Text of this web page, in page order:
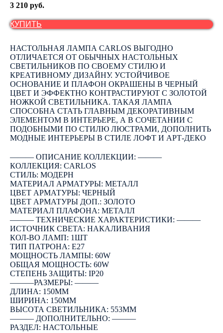
3 210 руб.
КУПИТЬ
НАСТОЛЬНАЯ ЛАМПА CARLOS ВЫГОДНО
ОТЛИЧАЕТСЯ ОТ ОБЫЧНЫХ НАСТОЛЬНЫХ
СВЕТИЛЬНИКОВ ПО СВОЕМУ СТИЛЮ И
КРЕАТИВНОМУ ДИЗАЙНУ. УСТОЙЧИВОЕ
ОСНОВАНИЕ И ПЛАФОН ОКРАШЕНЫ В ЧЕРНЫЙ
ЦВЕТ И ЭФФЕКТНО КОНТРАСТИРУЮТ С ЗОЛОТОЙ
НОЖКОЙ СВЕТИЛЬНИКА. ТАКАЯ ЛАМПА
СПОСОБНА СТАТЬ ГЛАВНЫМ ДЕКОРАТИВНЫМ
ЭЛЕМЕНТОМ В ИНТЕРЬЕРЕ, А В СОЧЕТАНИИ С
ПОДОБНЫМИ ПО СТИЛЮ ЛЮСТРАМИ, ДОПОЛНИТЬ
МОДНЫЕ ИНТЕРЬЕРЫ В СТИЛЕ ЛОФТ И АРТ-ДЕКО
――― ОПИСАНИЕ КОЛЛЕКЦИИ: ―――
КОЛЛЕКЦИЯ: CARLOS
СТИЛЬ: МОДЕРН
МАТЕРИАЛ АРМАТУРЫ: МЕТАЛЛ
ЦВЕТ АРМАТУРЫ: ЧЕРНЫЙ
ЦВЕТ АРМАТУРЫ ДОП.: ЗОЛОТО
МАТЕРИАЛ ПЛАФОНА: МЕТАЛЛ
――― ТЕХНИЧЕСКИЕ ХАРАКТЕРИСТИКИ: ―――
ИСТОЧНИК СВЕТА: НАКАЛИВАНИЯ
КОЛ-ВО ЛАМП: 1ШТ
ТИП ПАТРОНА: E27
МОЩНОСТЬ ЛАМПЫ: 60W
ОБЩАЯ МОЩНОСТЬ: 60W
СТЕПЕНЬ ЗАЩИТЫ: IP20
―――РАЗМЕРЫ: ―――
ДЛИНА: 150ММ
ШИРИНА: 150ММ
ВЫСОТА СВЕТИЛЬНИКА: 553ММ
――― ДОПОЛНИТЕЛЬНО: ―――
РАЗДЕЛ: НАСТОЛЬНЫЕ